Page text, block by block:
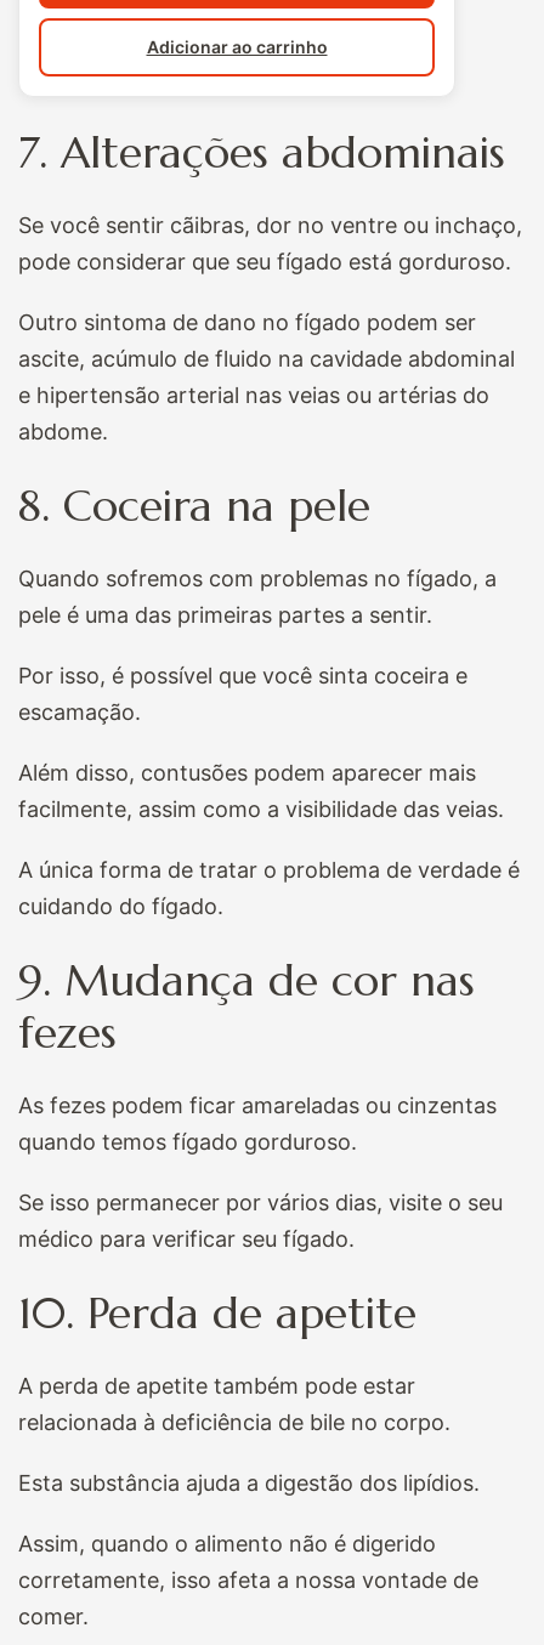
Adicionar ao carrinho
7. Alterações abdominais
Se você sentir cãibras, dor no ventre ou inchaço,
pode considerar que seu fígado está gorduroso.
Outro sintoma de dano no fígado podem ser
ascite, acúmulo de fluido na cavidade abdominal
e hipertensão arterial nas veias ou artérias do
abdome.
8. Coceira na pele
Quando sofremos com problemas no fígado, a
pele é uma das primeiras partes a sentir.
Por isso, é possível que você sinta coceira e
escamação.
Além disso, contusões podem aparecer mais
facilmente, assim como a visibilidade das veias.
A única forma de tratar o problema de verdade é
cuidando do fígado.
9. Mudança de cor nas
fezes
As fezes podem ficar amareladas ou cinzentas
quando temos fígado gorduroso.
Se isso permanecer por vários dias, visite o seu
médico para verificar seu fígado.
10. Perda de apetite
A perda de apetite também pode estar
relacionada à deficiência de bile no corpo.
Esta substância ajuda a digestão dos lipídios.
Assim, quando o alimento não é digerido
corretamente, isso afeta a nossa vontade de
comer.